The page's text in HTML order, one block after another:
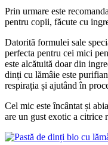
Prin urmare este
pentru copii, făcute cu
Datorită formulei sale
perfecta pentru cei mici
este alcătuită doar din
dinți cu lămâie este
respirația și ajutând în
Cel mic este încântat și
are un gust exotic a citrice